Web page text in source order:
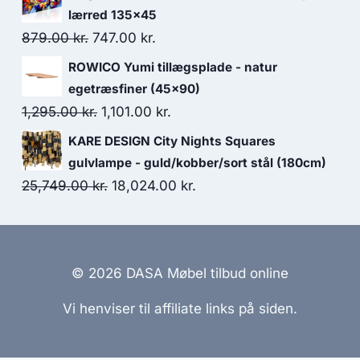
lærred 135x45
879.00kr. 747.00 kr.
ROWICO Yumi tillægsplade - natur
egetræsfiner (45x90)
1,295.00kr. 1,101.00 kr.
KARE DESIGN City Nights Squares
gulvlampe - guld/kobber/sort stål (180cm)
25,749.00kr. 18,024.00 kr.
© 2026 DASA Møbel tilbud online
Vi henviser til affiliate links på siden.